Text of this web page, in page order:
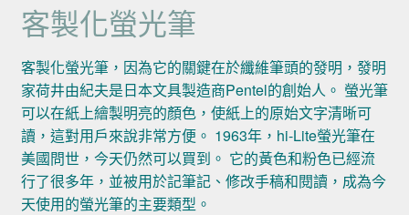
客製化螢光筆
客製化螢光筆，因為它的關鍵在於纖維筆頭的發明，發明
家荷井由紀夫是日本文具製造商Pentel的創始人。 螢光筆
可以在紙上繪製明亮的顏色，使紙上的原始文字清晰可
讀，這對用戶來說非常方便。 1963年，hi-Lite螢光筆在
美國問世，今天仍然可以買到。 它的黃色和粉色已經流
行了很多年，並被用於記筆記、修改手稿和閱讀，成為今
天使用的螢光筆的主要類型。